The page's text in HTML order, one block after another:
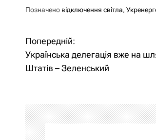
Позначено відключення світла,
Н
а
і
г
Попередній:
Українська делегація вже на
Штатів – Зеленський